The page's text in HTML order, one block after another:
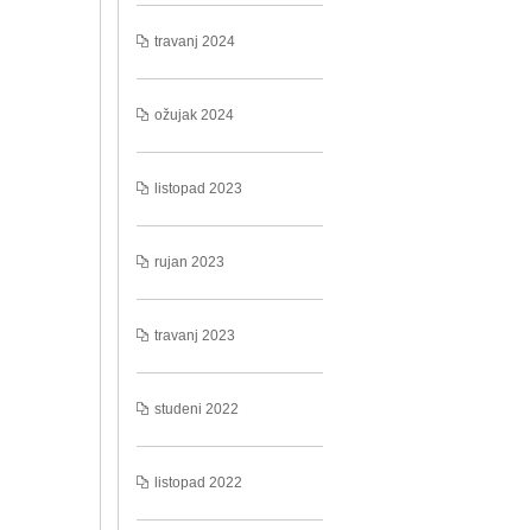
travanj 2024
ožujak 2024
listopad 2023
rujan 2023
travanj 2023
studeni 2022
listopad 2022